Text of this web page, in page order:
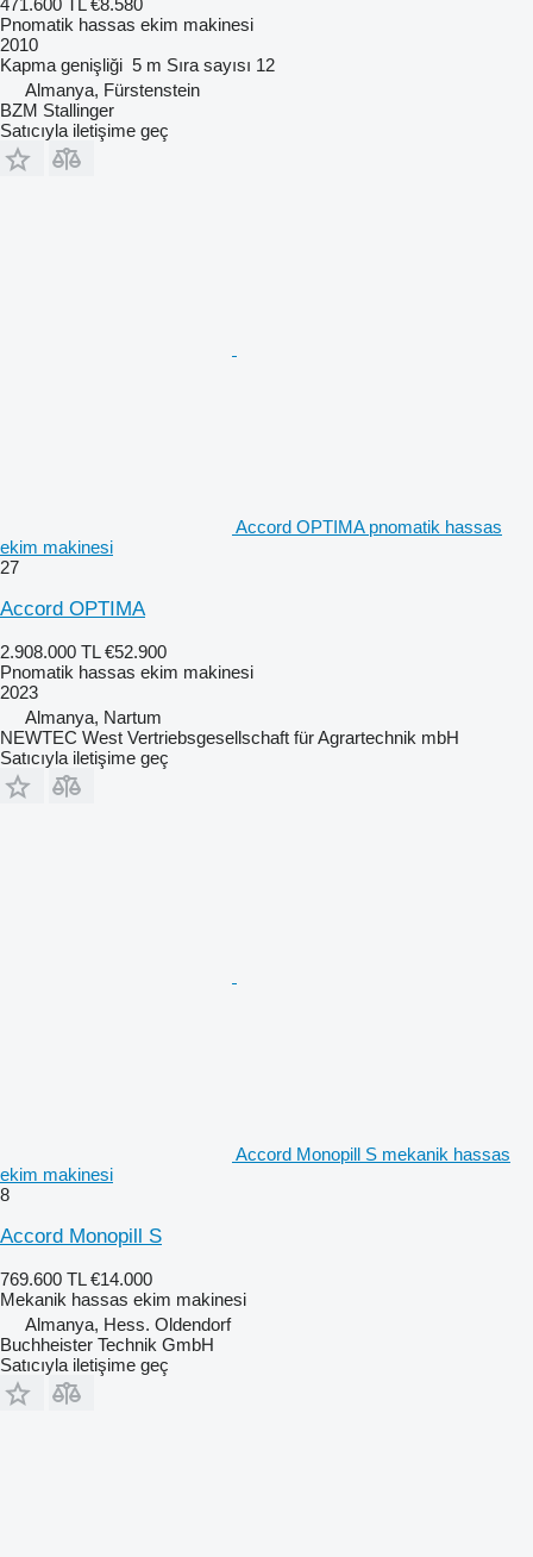
Pnomatik hassas ekim makinesi
2010
Kapma genişliği 5 m Sıra sayısı 12
Almanya, Fürstenstein
BZM Stallinger
Satıcıyla iletişime geç
Accord OPTIMA pnomatik hassas
ekim makinesi
27
Accord OPTIMA
2.908.000 TL €52.900
Pnomatik hassas ekim makinesi
2023
Almanya, Nartum
NEWTEC West Vertriebsgesellschaft für Agrartechnik mbH
Satıcıyla iletişime geç
Accord Monopill S mekanik hassas
ekim makinesi
8
Accord Monopill S
769.600 TL €14.000
Mekanik hassas ekim makinesi
Almanya, Hess. Oldendorf
Buchheister Technik GmbH
Satıcıyla iletişime geç